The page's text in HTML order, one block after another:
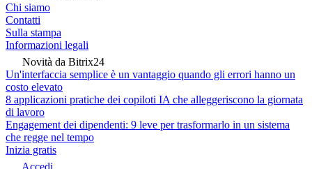
Chi siamo
Contatti
Sulla stampa
Informazioni legali
Novità da Bitrix24
Un'interfaccia semplice è un vantaggio quando gli errori hanno un
costo elevato
8 applicazioni pratiche dei copiloti IA che alleggeriscono la giornata
di lavoro
Engagement dei dipendenti: 9 leve per trasformarlo in un sistema
che regge nel tempo
Inizia gratis
Accedi